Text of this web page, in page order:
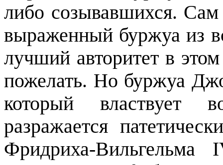
либо созывавшихся.
выраженный буржуа из
лучший авторитет в
пожелать. Но буржуа
который
разражается
Фридриха-Вильгельма